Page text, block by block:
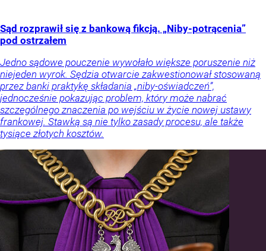
Sąd rozprawił się z bankową fikcją. „Niby-potrącenia”
pod ostrzałem
Jedno sądowe pouczenie wywołało większe poruszenie niż
niejeden wyrok. Sędzia otwarcie zakwestionował stosowaną
przez banki praktykę składania „niby-oświadczeń”,
jednocześnie pokazując problem, który może nabrać
szczególnego znaczenia po wejściu w życie nowej ustawy
frankowej. Stawką są nie tylko zasady procesu, ale także
tysiące złotych kosztów.